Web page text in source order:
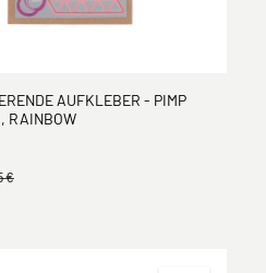
AUFKLEBER - PIMP
RAINBOW
€